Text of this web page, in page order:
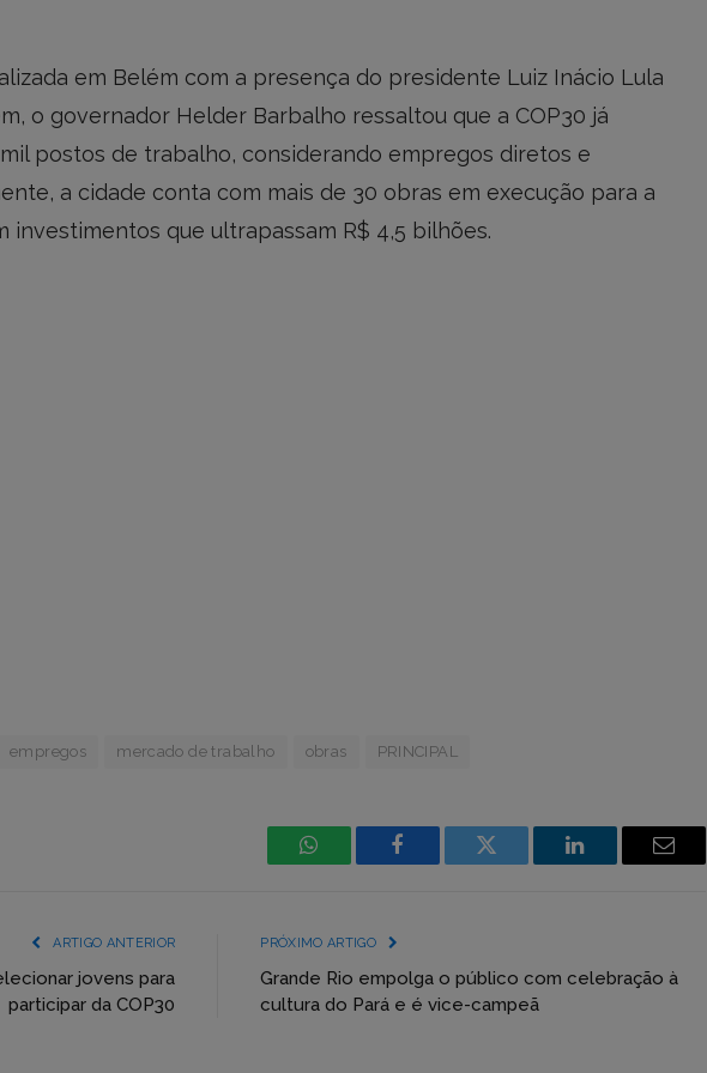
em Belém com a presença do presidente Luiz Inácio Lula
o governador Helder Barbalho ressaltou que a COP30 já
postos de trabalho, considerando empregos diretos e
a cidade conta com mais de 30 obras em execução para a
investimentos que ultrapassam R$ 4,5 bilhões.
empregos mercado de trabalho obras PRINCIPAL
WhatsAppFacebook Incorpore
Twitter,
Flickr
LinkedIn Email
ARTIGO ANTERIOR
jovens para
participar da COP30
PRÓXIMO ARTIGO
Grande Rio empolga o público com celebração à
cultura do Pará e é vice-campeã